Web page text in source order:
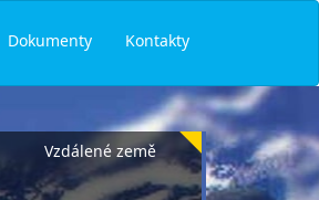
Kontakty
Dokumenty
Vzdálené země